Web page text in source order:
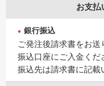
お支払
銀行振込
ご発注後請求書をお
振込口座にご入金くだ
振込先は請求書に記載